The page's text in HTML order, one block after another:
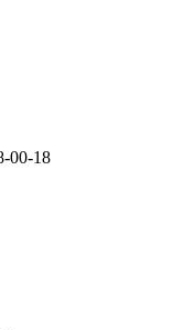
00-18